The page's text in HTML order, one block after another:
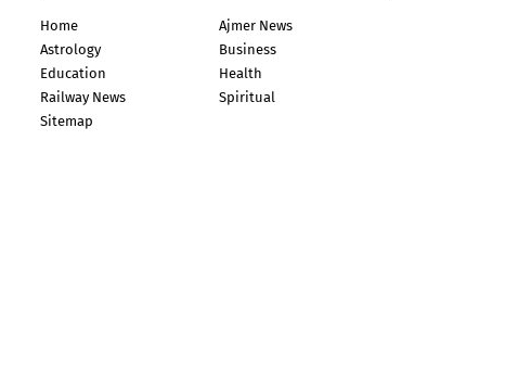
Home
Ajmer News
Astrology
Business
Education
Health
Railway News
Spiritual
Sitemap